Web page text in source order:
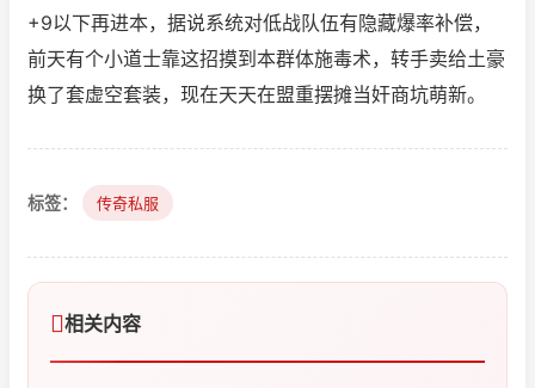
+9以下再进本，据说系统对低战队伍有隐藏爆率补偿，
前天有个小道士靠这招摸到本群体施毒术，转手卖给土豪
换了套虚空套装，现在天天在盟重摆摊当奸商坑萌新。
标签： 传奇私服
相关内容